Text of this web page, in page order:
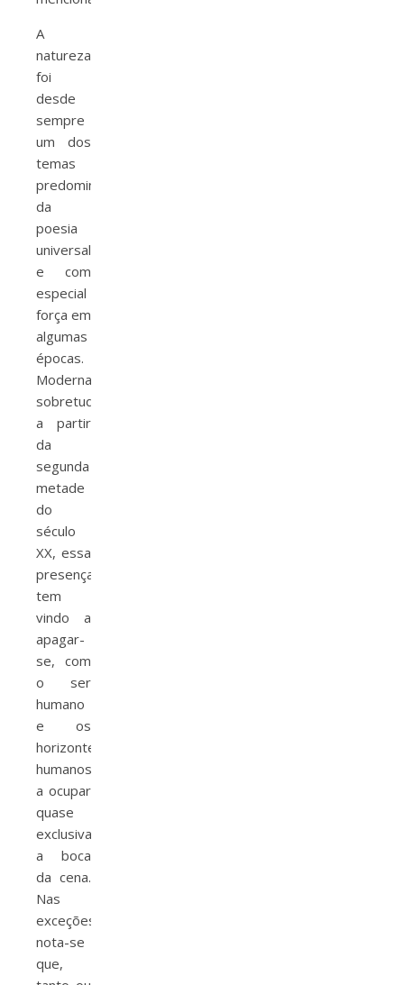
A
natureza
foi
desde
sempre
um dos
temas
predominantes
da
poesia
universal
e com
especial
força em
algumas
épocas.
Modernamente,
sobretudo
a partir
da
segunda
metade
do
século
XX, essa
presença
tem
vindo a
apagar-
se, com
o ser
humano
e os
horizontes
humanos
a ocupar
quase
exclusivamente
a boca
da cena.
Nas
exceções,
nota-se
que,